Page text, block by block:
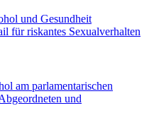
und Gesundheit
für riskantes Sexualverhalten
am parlamentarischen
und